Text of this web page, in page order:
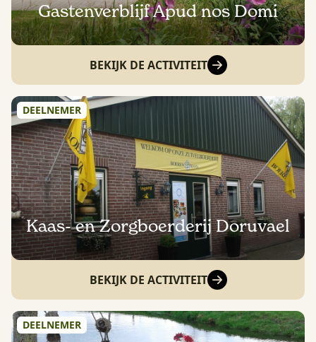
Gastenverblijf Apud nos Domi
BEKIJK DE ACTIVITEIT
DEELNEMER
Kaas- en Zorgboerderij Doruvael
BEKIJK DE ACTIVITEIT
DEELNEMER